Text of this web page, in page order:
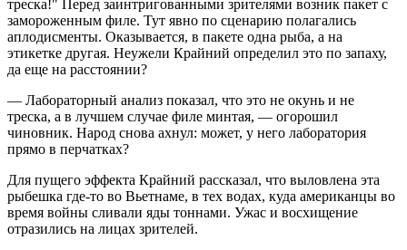
треска!" Перед заинтригованными зрителями возник пакет с
замороженным филе. Тут явно по сценарию полагались
аплодисменты. Оказывается, в пакете одна рыба, а на
этикетке другая. Неужели Крайний определил это по запаху,
да еще на расстоянии?
— Лабораторный анализ показал, что это не окунь и не
треска, а в лучшем случае филе минтая, — огорошил
чиновник. Народ снова ахнул: может, у него лаборатория
прямо в перчатках?
Для пущего эффекта Крайний рассказал, что выловлена эта
рыбешка где-то во Вьетнаме, в тех водах, куда американцы во
время войны сливали яды тоннами. Ужас и восхищение
отразились на лицах зрителей.